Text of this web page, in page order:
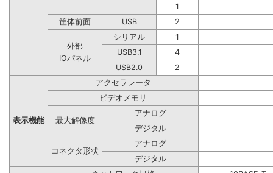
1
筐体前面
USB 2
外部
IOパネル
シリアル
1
USB3.1
4
USB2.0
2
表示機能
アクセラレータ
ビデオメモリ
最大解像度
アナログ
デジタル
コネクタ形状
アナログ
デジタル